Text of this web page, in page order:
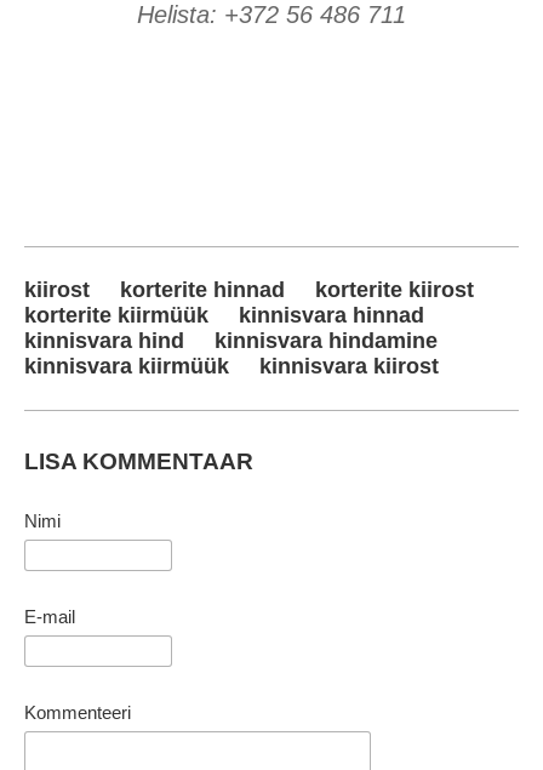
Helista: +372 56 486 711
kiirost korterite hinnad
korterite kiirost
korterite kiirmüük
kinnisvara hinnad
kinnisvara hind
kinnisvara hindamine
kinnisvara kiirmüük
kinnisvara kiirost
LISA KOMMENTAAR
Nimi
E-mail
Kommenteeri